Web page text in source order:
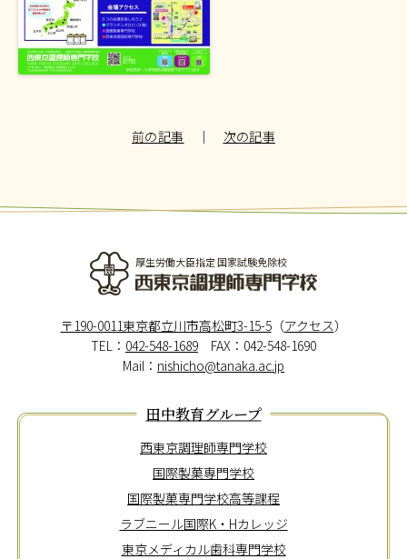
前の記事 ｜ 次の記事
厚生労働大臣指定 国家試験免除校
〒190-0011東京都立川市高松町3-15-5（アクセス）
TEL： 042-548-1689 FAX：042-548-1690
Mail： nishicho@tanaka.ac.jp
田中教育グループ
西東京調理師専門学校
国際製菓専門学校
国際製菓専門学校高等課程
ラブニール国際K・Hカレッジ
東京メディカル歯科専門学校